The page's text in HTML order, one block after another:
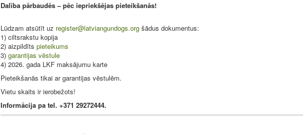
Dalība pārbaudēs – pēc iepriekšējas pieteikšanās!
Lūdzam atsūtīt uz register@latviangundogs.orgšādus dokumentus:
1) ciltsrakstu kopija
2) aizpildīts pieteikums
3) garantijas vēstule
4) 2026. gada LKF maksājumu karte
Pieteikšanās tikai ar garantijas vēstulēm.
Vietu skaits ir ierobežots!
Informācija pa tel. +371 29272444.